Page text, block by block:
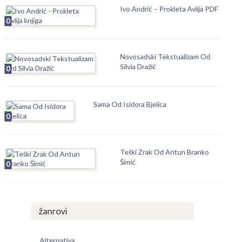
0
Ivo Andrić – Prokleta Avlija PDF
0
Novosadski Tekstualizam Od
Silvia Dražić
0
Sama Od Isidora Bjelica
0
Teški Zrak Od Antun Branko
Šimić
žanrovi
Alternativa